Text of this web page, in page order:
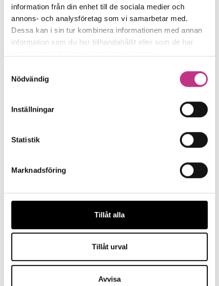
information från din enhet till de sociala medier och
annons- och analysföretag som vi samarbetar med.
Dessa kan i sin tur kombinera informationen med annan
information som du har tillhandahållit eller som de har
Nödvändig
Inställningar
Statistik
Marknadsföring
Tillåt alla
Tillåt urval
Avvisa
Titta in hos de svenska halvledarföretagen
Även om centrum för världens
halvledartillverkning ligger i Ostasien
6 MIN LÄSTID : 13 MAR 2024
SAMHÄLLSUTVECKLING
Historieexperten: Berätta allt – sopa inget under
Allt ska med, även misstag och felaktiga